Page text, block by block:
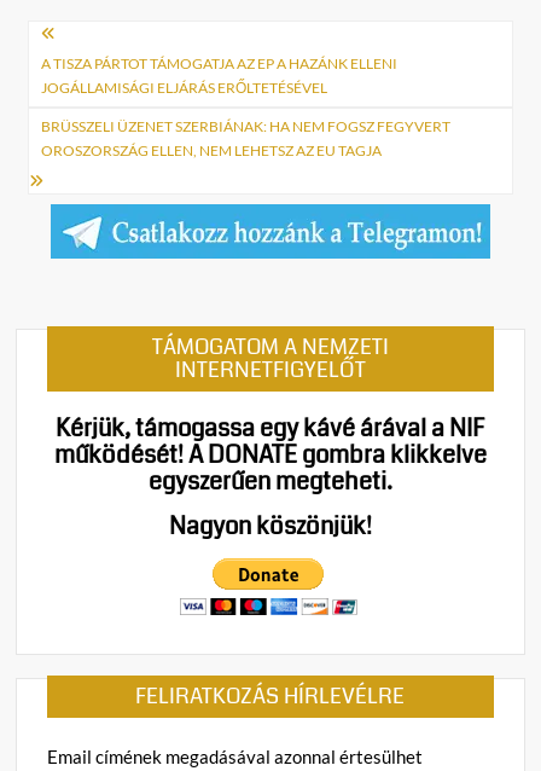
Bejegyzés
navigáció
A TISZA PÁRTOT TÁMOGATJA AZ EP A HAZÁNK ELLENI
JOGÁLLAMISÁGI ELJÁRÁS ERŐLTETÉSÉVEL
BRÜSSZELI ÜZENET SZERBIÁNAK: HA NEM FOGSZ FEGYVERT
OROSZORSZÁG ELLEN, NEM LEHETSZ AZ EU TAGJA
TÁMOGATOM A NEMZETI
INTERNETFIGYELŐT
Kérjük, támogassa egy kávé árával a NIF
működését!A DONATE gombra klikkelve
egyszerűen megteheti.
Nagyon köszönjük!
FELIRATKOZÁS HÍRLEVÉLRE
Email címének megadásával azonnal értesülhet